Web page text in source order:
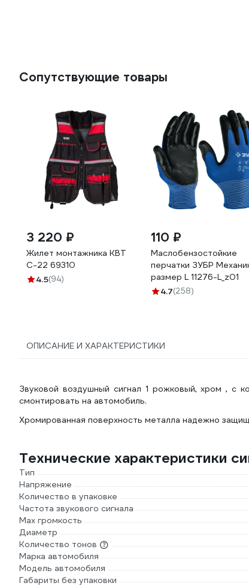
Сопутствующие товары
3 220 ₽
Жилет монтажника КВТ
С-22 69310
4.5(94)
110 ₽
Маслобензостойкие
перчатки ЗУБР
размер L 11276-L_z01
4.7(258)
ОПИСАНИЕ И ХАРАКТЕРИСТИКИ
Звуковой воздушный сигнал 1 рожковый, хром , с
смонтировать на автомобиль.
Хромированная поверхность металла надежно
Технические характеристики
Тип
Напряжение
Количество в упаковке
Частота звукового сигнала
Мах громкость
Диаметр
Количество тонов
Марка автомобиля
Модель автомобиля
Габариты без упаковки